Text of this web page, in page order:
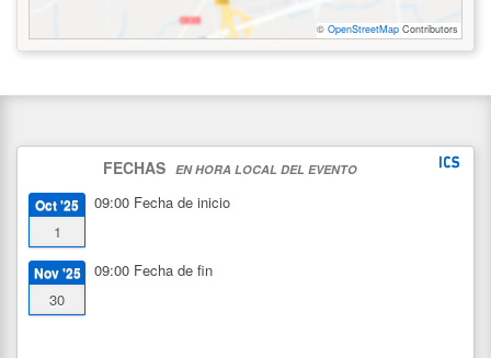
© OpenStreetMap Contributors
FECHAS EN HORA LOCAL DEL EVENTO
Oct '25
1
09:00 Fecha de inicio
Nov '25
30
09:00 Fecha de fin